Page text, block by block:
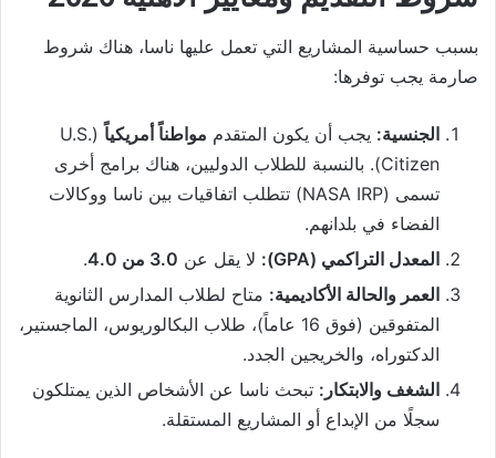
بسبب حساسية المشاريع التي تعمل عليها ناسا، هناك شروط
صارمة يجب توفرها:
الجنسية: يجب أن يكون المتقدم مواطناً أمريكياً
(U.S.
Citizen). بالنسبة للطلاب الدوليين، هناك برامج أخرى
تسمى (NASA IRP) تتطلب اتفاقيات بين ناسا ووكالات
الفضاء في بلدانهم.
المعدل التراكمي (GPA):
لا يقل عن 3.0 من 4.0
.
العمر والحالة الأكاديمية: متاح لطلاب المدارس الثانوية
المتفوقين (فوق 16 عاماً)، طلاب البكالوريوس، الماجستير،
الدكتوراه، والخريجين الجدد.
الشغف والابتكار: تبحث ناسا عن الأشخاص الذين يمتلكون
سجلًا من الإبداع أو المشاريع المستقلة.